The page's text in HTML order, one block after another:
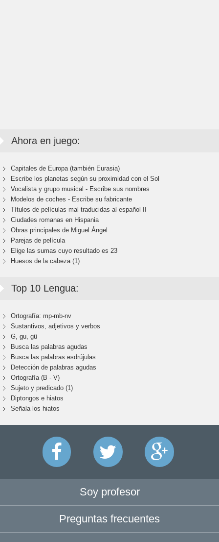
Ahora en juego:
Capitales de Europa (también Eurasia)
Escribe los planetas según su proximidad con el Sol
Vocalista y grupo musical - Escribe sus nombres
Modelos de coches - Escribe su fabricante
Títulos de películas mal traducidas al español II
Ciudades romanas en Hispania
Obras principales de Miguel Ángel
Parejas de película
Elige las sumas cuyo resultado es 23
Huesos de la cabeza (1)
Top 10 Lengua:
Ortografía: mp-mb-nv
Sustantivos, adjetivos y verbos
G, gu, gü
Busca las palabras agudas
Busca las palabras esdrújulas
Detección de palabras agudas
Ortografía (B - V)
Sujeto y predicado (1)
Diptongos e hiatos
Señala los hiatos
Soy profesor
Preguntas frecuentes